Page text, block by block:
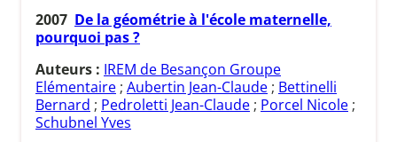
2007 De la géométrie à l'école maternelle,
pourquoi pas ?
Auteurs : IREM de Besançon Groupe
Elémentaire ; Aubertin Jean-Claude ; Bettinelli
Bernard ; Pedroletti Jean-Claude ; Porcel Nicole ;
Schubnel Yves